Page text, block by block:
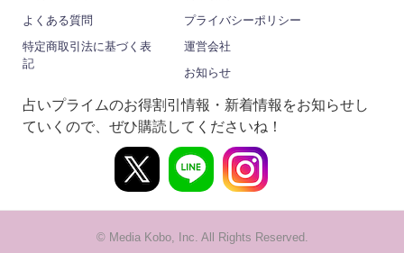
よくある質問
プライバシーポリシー
特定商取引法に基づく表
記
運営会社
お知らせ
占いプライムのお得割引情報・新着情報をお知らせし
ていくので、ぜひ購読してくださいね！
© Media Kobo, Inc. All Rights Reserved.